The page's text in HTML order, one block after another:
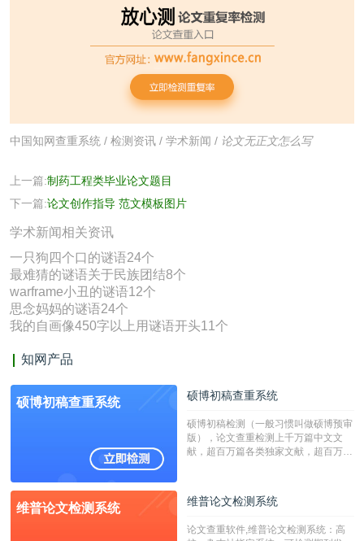
中国知网查重系统 / 检测资讯 / 学术新闻 / 论文无正文怎么写
上一篇:制药工程类毕业论文题目
下一篇:论文创作指导 范文模板图片
学术新闻相关资讯
一只狗四个口的谜语24个
最难猜的谜语关于民族团结8个
warframe小丑的谜语12个
思念妈妈的谜语24个
我的自画像450字以上用谜语开头11个
知网产品
硕博初稿查重系统 硕博初稿查重系统
硕博初稿检测（一般习惯叫做硕博预审
版），论文查重检测上千万篇中文文
献，超百万篇各类独家文献，超百万港
校用来检测硕博论文的系统，检测范围
广，数据来源真实，检测算法合理!本
字符数30万）
维普论文检测系统 维普论文检测系统
论文查重软件,维普论文检测系统：高